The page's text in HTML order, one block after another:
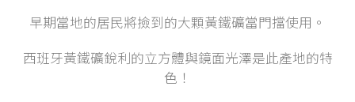
早期當地的居民將撿到的大顆黃鐵礦當門擋使用。
西班牙黃鐵礦銳利的立方體與鏡面光澤是此產地的特
色！